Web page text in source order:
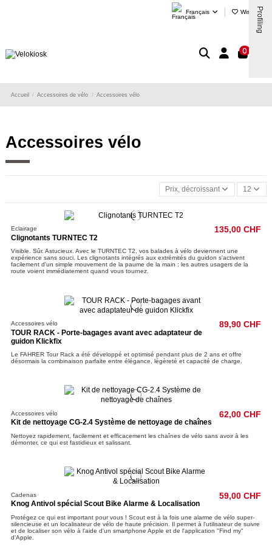
Français Wishlist (
0
Accueil Accessoires de vélo Accessoires vélo
Accessoires vélo
Prix, décroissant 12
Eclairage
Clignotants TURNTEC T2
135,00 CHF
Visible. Sûr. Astucieux. Avec le TURNTEC T2, vos balades à vélo deviennent une
expérience sans souci. Les clignotants intégrés aux extrémités du guidon s'activent
facilement d'un simple mouvement de la paume de la main : les autres usagers de la
route voient immédiatement quand vous tournez.
Accessoires vélo
TOUR RACK - Porte-bagages avant avec adaptateur de
guidon Klickfix
89,90 CHF
Le FAHRER Tour Rack a été développé et optimisé pendant plus de 2 ans et offre
désormais la combinaison parfaite entre élégance, légèreté et capacité de charge.
Accessoires vélo
Kit de nettoyage CG-2.4 Système de nettoyage de chaînes
62,00 CHF
Nettoyez rapidement, facilement et efficacement les chaînes de vélo sans avoir à les
démonter, ce qui est fastidieux et salissant.
Cadenas
Knog Antivol spécial Scout Bike Alarme & Localisation
59,00 CHF
Protégez ce qui est important pour vous ! Scout est à la fois une alarme de vélo super-
silencieuse et un localisateur de vélo de haute précision. Il permet à l'utilisateur de suivre
et de localiser son vélo à l'aide d'un smartphone Apple et de l'application "Find my"
d'Apple.
Profiling